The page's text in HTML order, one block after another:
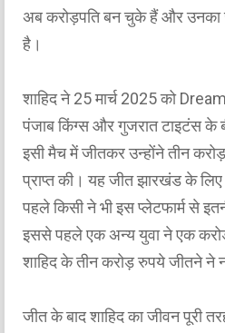
अब करोड़पति बन चुके हैं और उनका
है।
शाहिद ने 25 मार्च 2025 को
पंजाब किंग्स और गुजरात टाइटंस के
इसी मैच में जीतकर उन्होंने तीन
प्राप्त की। यह जीत झारखंड के
पहले किसी ने भी इस प्लेटफार्म से
इससे पहले एक अन्य युवा ने एक
शाहिद के तीन करोड़ रुपये जीतने ने
जीत के बाद शाहिद का जीवन पूरी